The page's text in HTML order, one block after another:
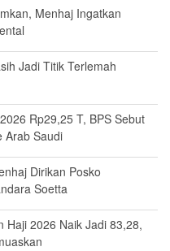
Menhaj Ingatkan
Jadi Titik Terlemah
Rp29,25 T, BPS Sebut
Arab Saudi
Dirikan Posko
Soetta
Haji 2026 Naik Jadi 83,28,